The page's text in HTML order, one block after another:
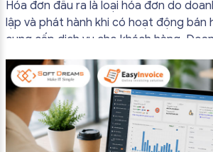
Hóa đơn đầu ra là loại hóa đơn do
lập và phát hành khi có hoạt động bán
cung cấp dịch vụ cho khách hàng.
quy trình vận hành và tránh được
chính không đáng có nếu nắm rõ […]